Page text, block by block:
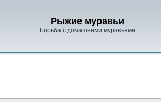
Рыжие муравьи
Борьба с домашними муравьями